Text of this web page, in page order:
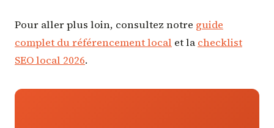
Pour aller plus loin, consultez notre guide
complet du référencement local et la checklist
SEO local 2026.